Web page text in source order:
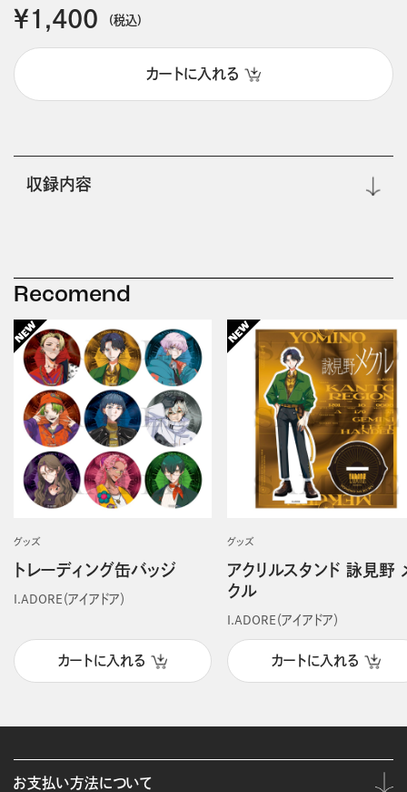
￥1,400 (税込)
カートに入れる
収録内容
Recomend
グッズ
トレーディング缶バッジ
I.ADORE（アイアドア）
カートに入れる
グッズ
アクリルスタンド 詠見野
クル
I.ADORE（アイアドア）
カートに入れる
お支払い方法について